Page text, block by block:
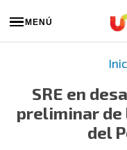
MENÚ
SRE en
preliminar de
del